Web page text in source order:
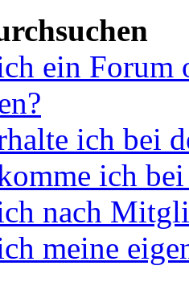
ein Forum
ich bei
ich
nach
meine